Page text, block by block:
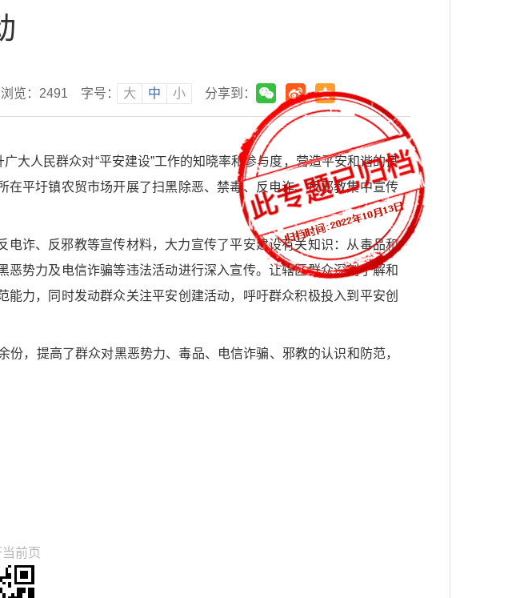
浏览： 2491 字号： 大 中 小 分享到：
大人民群众对“平安建设”工作的知晓率和参与度，营造平安和谐的良
平圩镇农贸市场开展了扫黑除恶、禁毒、反电诈、反邪教集中宣传
诈、反邪教等宣传材料，大力宣传了平安建设有关知识：从毒品和
势力及电信诈骗等违法活动进行深入宣传。让辖区群众深刻了解和
力，同时发动群众关注平安创建活动，呼吁群众积极投入到平安创
，提高了群众对黑恶势力、毒品、电信诈骗、邪教的认识和防范，
前页